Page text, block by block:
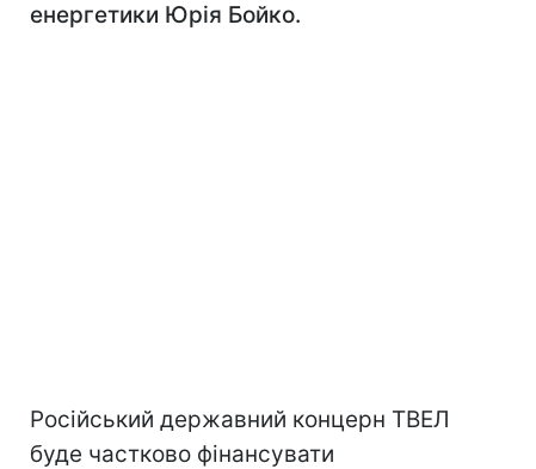
енергетики Юрія Бойко.
Російський державний концерн ТВЕЛ
буде частково фінансувати